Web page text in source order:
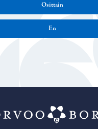
Osittain
En